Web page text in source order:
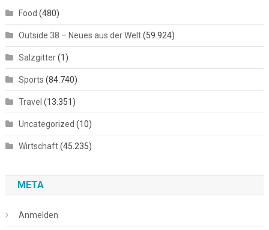
Food (480)
Outside 38 – Neues aus der Welt(59.924)
Salzgitter(1)
Sports (84.740)
Travel (13.351)
Uncategorized (10)
Wirtschaft(45.235)
META
Anmelden